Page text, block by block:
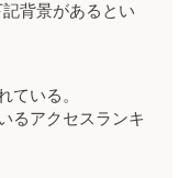
背景があるとい
ている。
るアクセスランキ